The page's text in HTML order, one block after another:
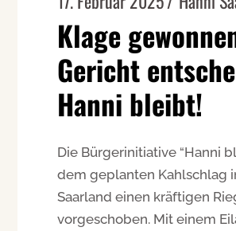
Klage
Gericht
Hanni bleibt!
Die Bürgerinitiative “Hanni
dem geplanten Kahlschlag
Saarland einen kräftigen
vorgeschoben. Mit einem